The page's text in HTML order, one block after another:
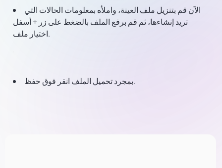
الآن قم بتنزيل ملف العينة، واملأه بمعلومات الحالات التي
تريد إنشاءها، ثم قم برفع الملف بالضغط على زر + أسفل
اختيار ملف.
بمجرد تحميل الملف انقر فوق حفظ.